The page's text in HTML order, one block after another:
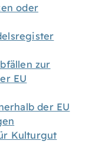
oder
zur
EU
der EU
Kulturgut